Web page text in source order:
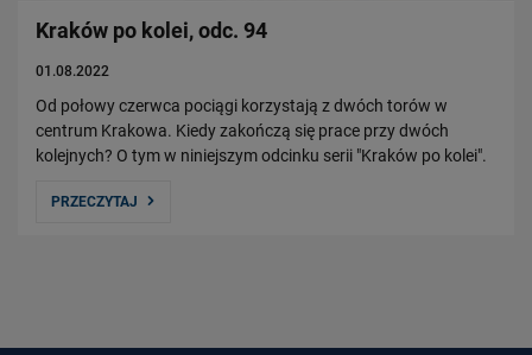
Kraków po kolei, odc. 94
01.08.2022
Od połowy czerwca pociągi korzystają z dwóch torów w
centrum Krakowa. Kiedy zakończą się prace przy dwóch
kolejnych? O tym w niniejszym odcinku serii "Kraków po kolei".
PRZECZYTAJ